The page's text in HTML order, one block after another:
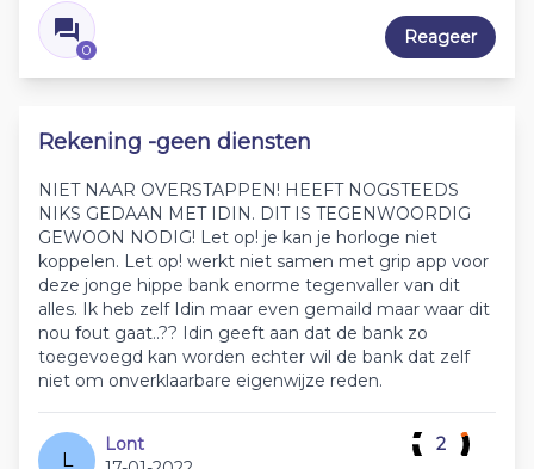
0
Reageer
Rekening -geen diensten
NIET NAAR OVERSTAPPEN! HEEFT NOGSTEEDS
NIKS GEDAAN MET IDIN. DIT IS TEGENWOORDIG
GEWOON NODIG! Let op! je kan je horloge niet
koppelen. Let op! werkt niet samen met grip app voor
deze jonge hippe bank enorme tegenvaller van dit
alles. Ik heb zelf Idin maar even gemaild maar waar dit
nou fout gaat..?? Idin geeft aan dat de bank zo
toegevoegd kan worden echter wil de bank dat zelf
niet om onverklaarbare eigenwijze reden.
L
Lont
2